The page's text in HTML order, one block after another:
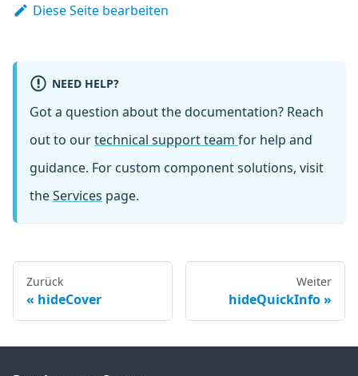
Diese Seite bearbeiten
NEED HELP?
Got a question about the documentation? Reach
out to ourtechnical support team for help and
guidance. For custom component solutions, visit
theServices page.
Zurück
hideCover
Weiter
hideQuickInfo